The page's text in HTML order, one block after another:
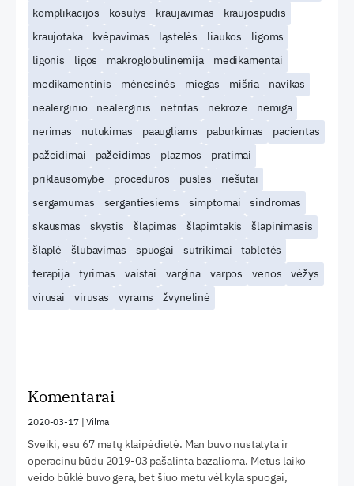
komplikacijos kosulys kraujavimas
kraujospūdis
kraujotaka
kvėpavimas ląstelės liaukos
ligoms
ligonis
ligos makroglobulinemija
medikamentai
medikamentinis
mėnesinės miegas mišria
navikas
nealerginio
nealerginis nefritas nekrozė
nemiga
nerimas
nutukimas paaugliams paburkimas
pacientas
pažeidimai
pažeidimas plazmos
pratimai
priklausomybė
procedūros pūslės
riešutai
sergamumas
sergantiesiems simptomai
sindromas
skausmas
skystis šlapimas šlapimtakis
šlapinimasis
šlaplė
šlubavimas spuogai sutrikimai
tabletės
terapija
tyrimas vaistai vargina varpos venos
vėžys
virusai
virusas vyrams žvynelinė
Komentarai
2020-03-17|Vilma
Sveiki, esu 67 metų klaipėdietė. Man buvo nustatyta ir
operacinu būdu 2019-03 pašalinta bazalioma. Metus laiko
veido būklė buvo gera, bet šiuo metu vėl kyla spuogai,